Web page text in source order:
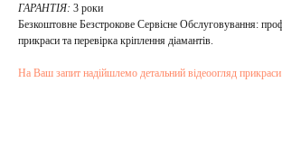
ГАРАНТІЯ: 3 роки
Безкоштовне Безстрокове Сервісне Обслуговування:
прикраси та перевірка кріплення діамантів.
На Ваш запит надійшлемо детальний відеоогляд